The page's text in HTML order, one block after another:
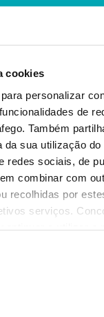
cookies
personalizar
de
Também
da sua utilização
redes sociais, de
combinar com
recolhidas por
serviços.